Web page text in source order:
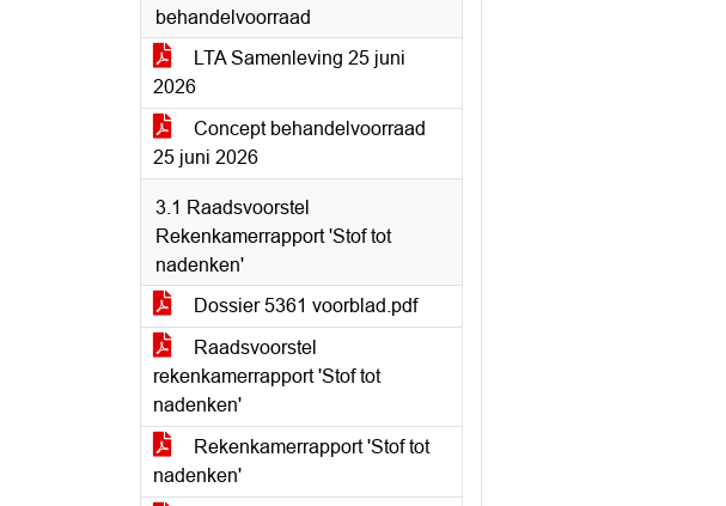
behandelvoorraad
LTA Samenleving 25 juni
2026
Concept behandelvoorraad
25 juni 2026
3.1 Raadsvoorstel
Rekenkamerrapport 'Stof tot
nadenken'
Dossier 5361 voorblad.pdf
Raadsvoorstel
rekenkamerrapport 'Stof tot
nadenken'
Rekenkamerrapport 'Stof tot
nadenken'